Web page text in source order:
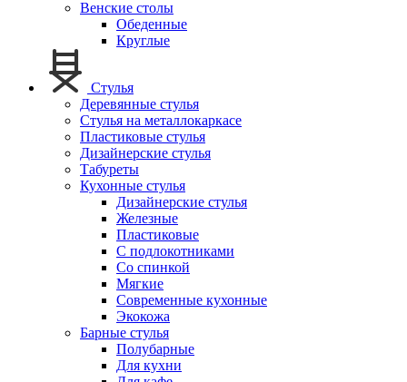
Венские столы
Обеденные
Круглые
Стулья
Деревянные стулья
Стулья на металлокаркасе
Пластиковые стулья
Дизайнерские стулья
Табуреты
Кухонные стулья
Дизайнерские стулья
Железные
Пластиковые
С подлокотниками
Со спинкой
Мягкие
Современные кухонные
Экокожа
Барные стулья
Полубарные
Для кухни